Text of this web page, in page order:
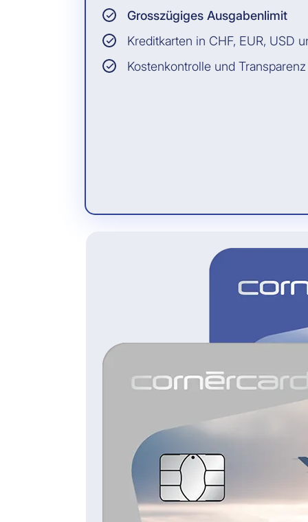
Grosszügiges Ausgabenlimit
Kreditkarten in CHF, EUR, USD
Kostenkontrolle und Transparenz